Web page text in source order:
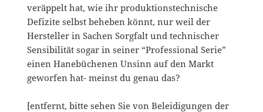
veräppelt hat, wie ihr produktionstechnische
Defizite selbst beheben könnt, nur weil der
Hersteller in Sachen Sorgfalt und technischer
Sensibilität sogar in seiner “Professional Serie”
einen Hanebüchenen Unsinn auf den Markt
geworfen hat- meinst du genau das?
[entfernt, bitte sehen Sie von Beleidigungen der